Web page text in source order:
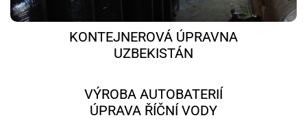
KONTEJNEROVÁ ÚPRAVNA
UZBEKISTÁN
VÝROBA AUTOBATERIÍ
ÚPRAVA ŘÍČNÍ VODY